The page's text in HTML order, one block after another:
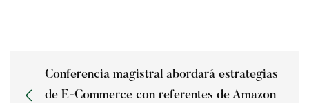
Conferencia magistral abordará estrategias
de E-Commerce con referentes de Amazon